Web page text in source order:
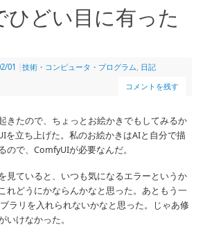
ひどい目に有った
01 技術・コンピュータ・プログラム 日記
コメントを残す
きたので、ちょっとお絵かきでもしてみるか
を立ち上げた。私のお絵かきはAIと自分で描
ので、ComfyUIが必要なんだ。
見ていると、いつも気になるエラーというか
れどうにかならんかなと思った。あともう一
ラリを入れられないかなと思った。じゃあ修
いけなかった。